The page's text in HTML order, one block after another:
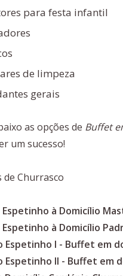
para festa infantil
de limpeza
gerais
as opções de Buffet
um sucesso!
de Churrasco
à Domicílio
à Domicílio
Espetinho I - Buffet em
Espetinho II - Buffet em